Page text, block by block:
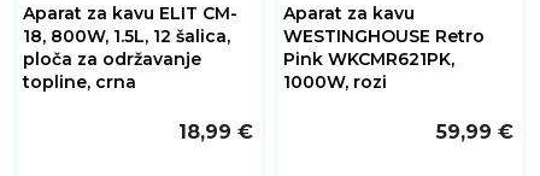
Aparat za kavu ELIT CM-
18, 800W, 1.5L, 12 šalica,
ploča za održavanje
topline, crna
18,99 €
Aparat za kavu
WESTINGHOUSE Retro
Pink WKCMR621PK,
1000W, rozi
59,99 €